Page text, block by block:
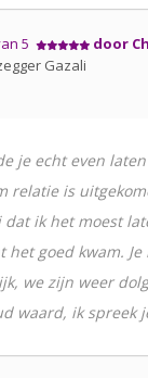
5
door
Gazali
je echt even
relatie is
dat ik het moest
goed kwam. Je
we zijn weer
waard, ik spreek